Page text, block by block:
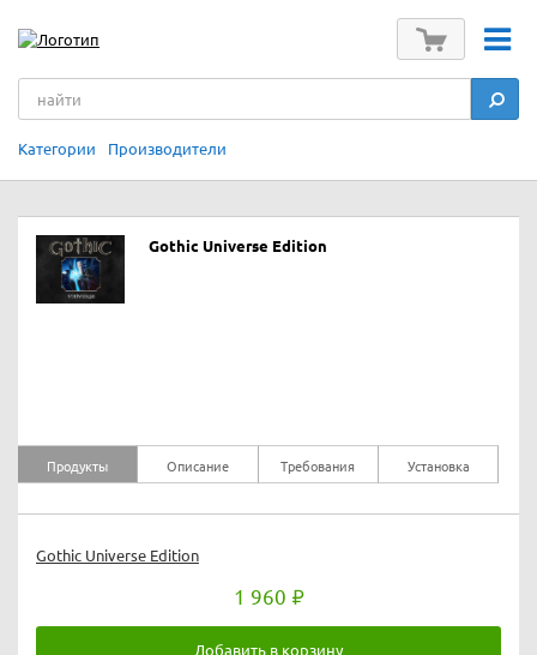
Категории Производители
Gothic Universe Edition
Продукты Описание Требования Установка
Gothic Universe Edition
1 960
Добавить в корзину